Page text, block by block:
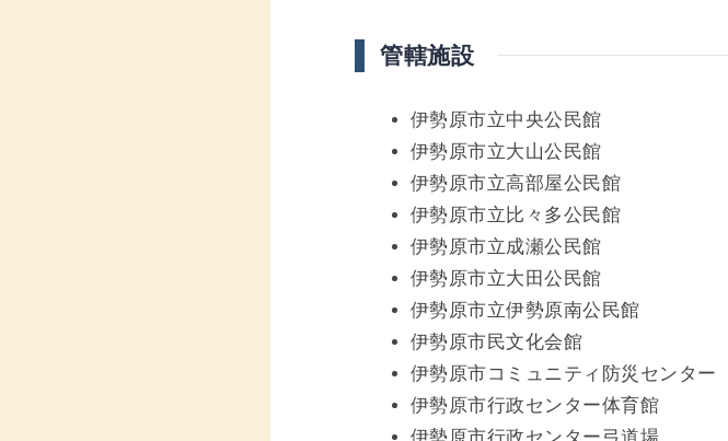
管轄施設
伊勢原市立中央公民館
伊勢原市立大山公民館
伊勢原市立高部屋公民館
伊勢原市立比々多公民館
伊勢原市立成瀬公民館
伊勢原市立大田公民館
伊勢原市立伊勢原南公民館
伊勢原市民文化会館
伊勢原市コミュニティ防災センター
伊勢原市行政センター体育館